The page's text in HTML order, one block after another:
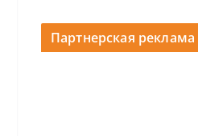
Партнерская реклама